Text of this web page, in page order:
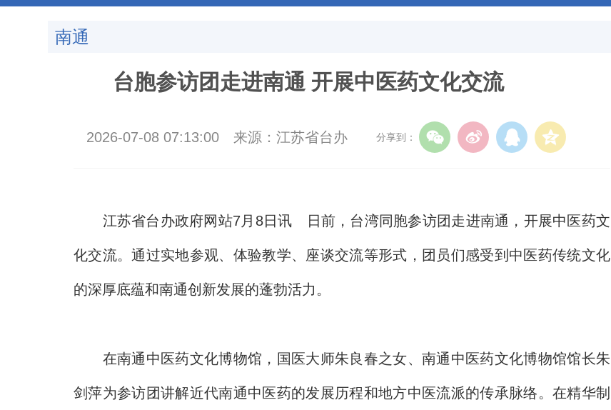
南通
台胞参访团走进南通 开展中医药文化交流
2026-07-08 07:13:00 来源：江苏省台办 分享到：
江苏省台办政府网站7月8日讯 日前，台湾同胞参访团走进南通，开展中医药文
化交流。通过实地参观、体验教学、座谈交流等形式，团员们感受到中医药传统文化
的深厚底蕴和南通创新发展的蓬勃活力。
在南通中医药文化博物馆，国医大师朱良春之女、南通中医药文化博物馆馆长朱
剑萍为参访团讲解近代南通中医药的发展历程和地方中医流派的传承脉络。在精华制